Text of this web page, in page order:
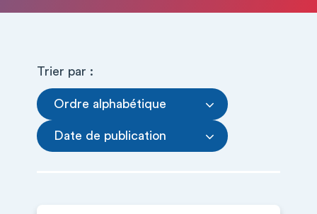
Trier par :
Ordre alphabétique
Date de publication